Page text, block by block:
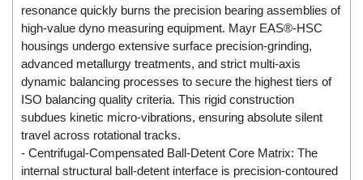
Ekstrom-Carlson
Elands Cable Vietnam
Elap Vietnam
Electro Adda
Electro Industries
Electronic Design System S.R.L Vietnam
Electronics Inc. Viet Nam
resonance quickly burns the precision bearing assemblies of
high-value dyno measuring equipment. Mayr EAS®-HSC
housings undergo extensive surface precision-grinding,
advanced metallurgy treatments, and strict multi-axis
dynamic balancing processes to secure the highest tiers of
ISO balancing quality criteria. This rigid construction
subdues kinetic micro-vibrations, ensuring absolute silent
travel across rotational tracks.
- Centrifugal-Compensated Ball-Detent Core Matrix: The
internal structural ball-detent interface is precision-contoured